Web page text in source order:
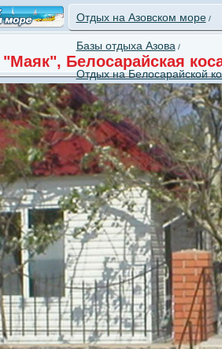
Отдых на Азовском море/
Базы отдыха Азова /
Отдых на Белосарайской
Белосарайская